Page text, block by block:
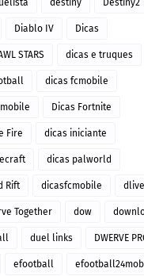
destiny Destiny2
Diablo IV Dicas
STARS dicas e truques
dicas fcmobile
Dicas Fortnite
Fire dicas iniciante
dicas palworld
Rift dicasfcmobile dlive
Together dow
duel links DWERVE
efootball